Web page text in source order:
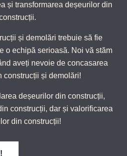
și transformarea deșeurilor din
și demolări trebuie să fie
o echipă serioasă. Noi vă stăm
aveți nevoie de concasarea
construcții și demolări!
deșeurilor din construcții,
construcții, dar și valorificarea
din construcții!